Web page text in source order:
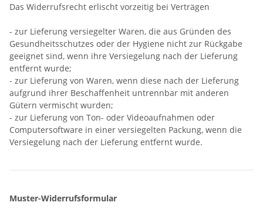
Das Widerrufsrecht erlischt vorzeitig bei Verträgen
- zur Lieferung versiegelter Waren, die aus Gründen des
Gesundheitsschutzes oder der Hygiene nicht zur Rückgabe
geeignet sind, wenn ihre Versiegelung nach der Lieferung
entfernt wurde;
- zur Lieferung von Waren, wenn diese nach der Lieferung
aufgrund ihrer Beschaffenheit untrennbar mit anderen
Gütern vermischt wurden;
- zur Lieferung von Ton- oder Videoaufnahmen oder
Computersoftware in einer versiegelten Packung, wenn die
Versiegelung nach der Lieferung entfernt wurde.
Muster-Widerrufsformular